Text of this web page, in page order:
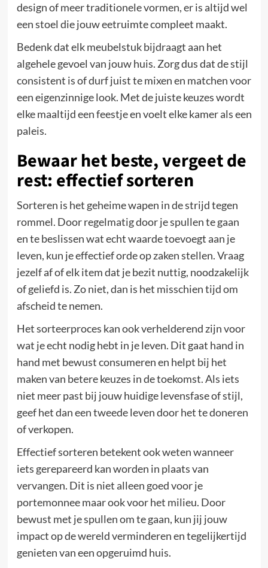
design of meer traditionele vormen, er is altijd wel
een stoel die jouw eetruimte compleet maakt.
Bedenk dat elk meubelstuk bijdraagt aan het
algehele gevoel van jouw huis. Zorg dus dat de stijl
consistent is of durf juist te mixen en matchen voor
een eigenzinnige look. Met de juiste keuzes wordt
elke maaltijd een feestje en voelt elke kamer als een
paleis.
Bewaar het beste, vergeet de
rest: effectief sorteren
Sorteren is het geheime wapen in de strijd tegen
rommel. Door regelmatig door je spullen te gaan
en te beslissen wat echt waarde toevoegt aan je
leven, kun je effectief orde op zaken stellen. Vraag
jezelf af of elk item dat je bezit nuttig, noodzakelijk
of geliefd is. Zo niet, dan is het misschien tijd om
afscheid te nemen.
Het sorteerproces kan ook verhelderend zijn voor
wat je echt nodig hebt in je leven. Dit gaat hand in
hand met bewust consumeren en helpt bij het
maken van betere keuzes in de toekomst. Als iets
niet meer past bij jouw huidige levensfase of stijl,
geef het dan een tweede leven door het te doneren
of verkopen.
Effectief sorteren betekent ook weten wanneer
iets gerepareerd kan worden in plaats van
vervangen. Dit is niet alleen goed voor je
portemonnee maar ook voor het milieu. Door
bewust met je spullen om te gaan, kun jij jouw
impact op de wereld verminderen en tegelijkertijd
genieten van een opgeruimd huis.